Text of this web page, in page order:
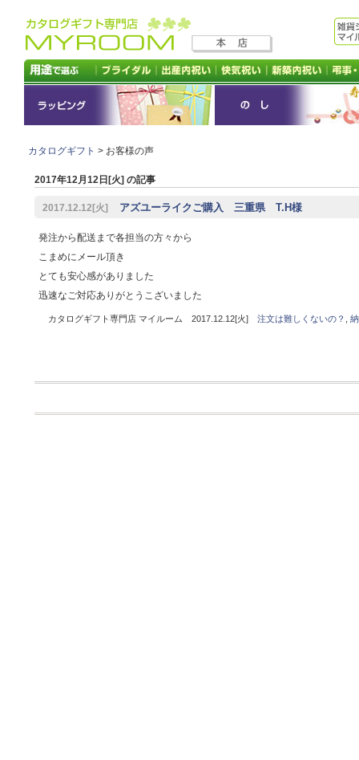
カタログギフト > お客様の声
2017年12月12日[火] の記事
2017.12.12[火] アズユーライクご購入 三重県 T.H様
発注から配送まで各担当の方々から
こまめにメール頂き
とても安心感がありました
迅速なご対応ありがとうこざいました
カタログギフト専門店 マイルーム 2017.12.12[火] 注文は難しくないの？